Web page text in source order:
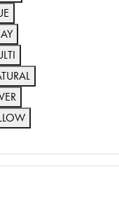
ลลัพธ์โดย Color: BLUE
ลลัพธ์โดย Color: GRAY
ลลัพธ์โดย Color: MULTI
ลลัพธ์โดย Color: NATURAL
ลัพธ์โดย Color: SILVER
ลลัพธ์โดย Color: YELLOW